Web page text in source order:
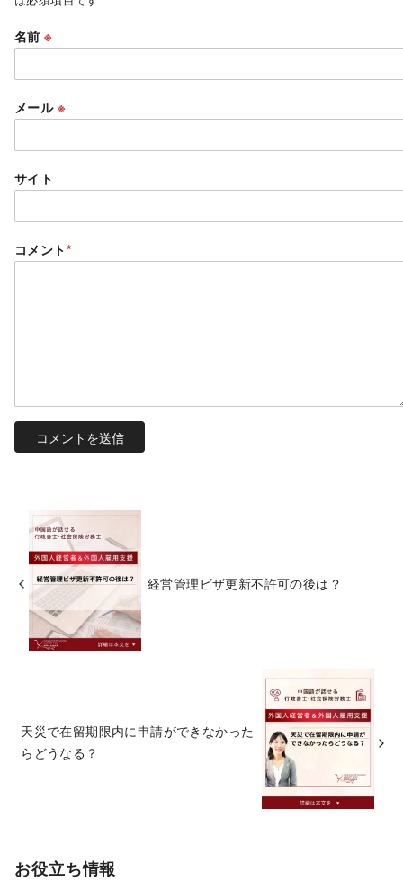
名前※
メール ※
サイト
コメント*
経営管理ビザ更新不許可の後は？
天災で在留期限内に申請ができなかった
らどうなる？
お役立ち情報